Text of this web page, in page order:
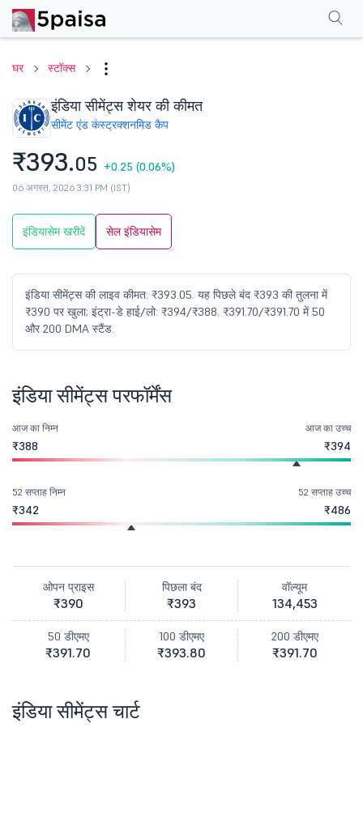
घर स्टॉक्स
इंडिया सीमेंट्स शेयर की कीमत
सीमेंट एंड कंस्ट्रक्शनमिड कैप
₹393.05 +0.25 (0.06%)
06 अगस्त, 2026 3:31 PM (IST)
इंडियासेम खरीदें सेल इंडियासेम
इंडिया सीमेंट्स की लाइव कीमत: ₹393.05. यह पिछले बंद ₹393 की तुलना में
₹390 पर खुला; इंट्रा-डे हाई/लो: ₹394/₹388. ₹391.70/₹391.70 में 50
और 200 DMA स्टैंड.
परफॉर्मेंसफाइनेंशियल्स सामान्य प्रश्न
इंडिया सीमेंट्स परफॉर्मेंस
आज का निम्न
₹388
आज का उच्च
₹394
52 सप्ताह निम्न
₹342
52 सप्ताह उच्च
₹486
ओपन प्राइस
₹390
पिछला बंद
₹393
वॉल्यूम
134,453
50 डीएमए
₹391.70
100 डीएमए
₹393.80
200 डीएमए
₹391.70
इंडिया सीमेंट्स चार्ट